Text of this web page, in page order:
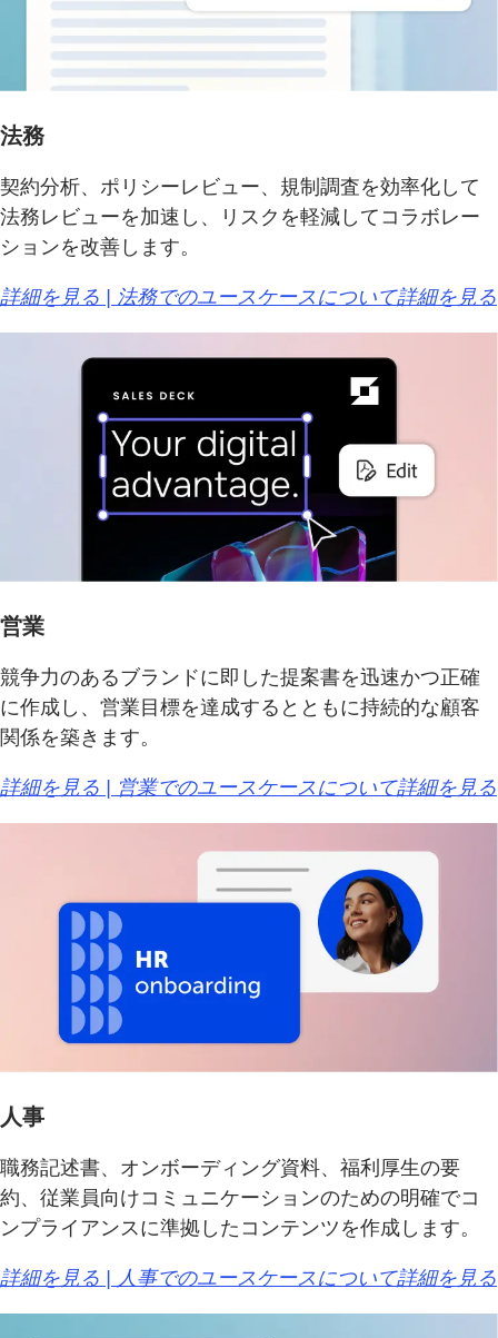
法務
契約分析、ポリシーレビュー、規制調査を効率化して
法務レビューを加速し、リスクを軽減してコラボレー
ションを改善します。
詳細を見る | 法務でのユースケースについて詳細を見る
営業
競争力のあるブランドに即した提案書を迅速かつ正確
に作成し、営業目標を達成するとともに持続的な顧客
関係を築きます。
詳細を見る | 営業でのユースケースについて詳細を見る
人事
職務記述書、オンボーディング資料、福利厚生の要
約、従業員向けコミュニケーションのための明確でコ
ンプライアンスに準拠したコンテンツを作成します。
詳細を見る | 人事でのユースケースについて詳細を見る